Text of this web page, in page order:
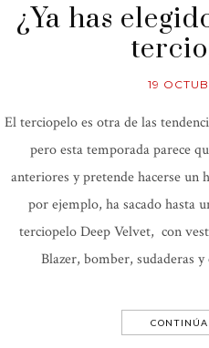
¿Ya has
19
El terciopelo es otra de las
pero esta temporada parece
anteriores y pretende hacerse un
por ejemplo, ha sacado hasta
terciopelo Deep Velvet, con
Blazer, bomber, sudaderas
CONTINÚA